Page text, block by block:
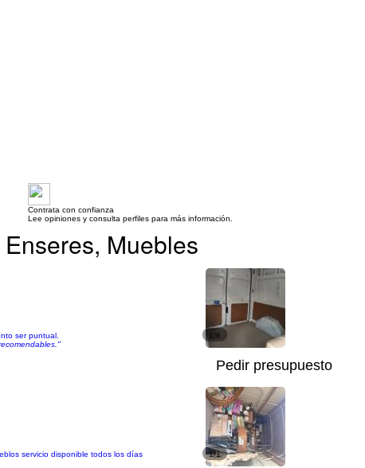
Contrata con confianza
Lee opiniones y consulta perfiles para más información.
Muebles
ser puntual.
1/6
Pedir presupuesto
servicio disponible todos los días
1/1